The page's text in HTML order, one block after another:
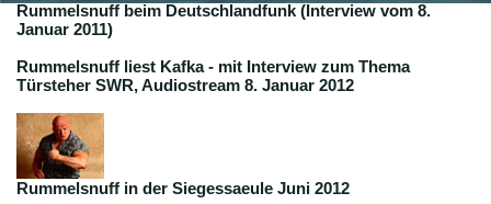
Rummelsnuff beim Deutschlandfunk (Interview vom 8.
Januar 2011)
Rummelsnuff liest Kafka - mit Interview zum Thema
Türsteher SWR, Audiostream 8. Januar 2012
Rummelsnuff in der Siegessaeule Juni 2012